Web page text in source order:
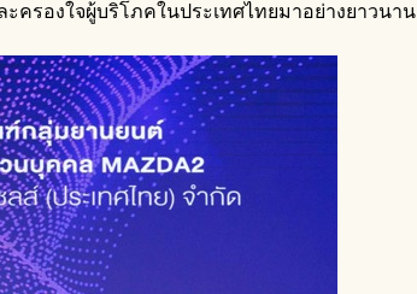
ครองใจผู้บริโภคในประเทศไทยมาอย่างยาวนาน